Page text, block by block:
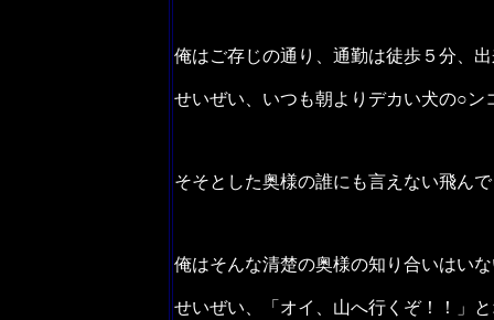
俺はご存じの通り、通勤は徒歩５分、
せいぜい、いつも朝よりデカい犬の○ン
そそとした奥様の誰にも言えない飛ん
俺はそんな清楚の奥様の知り合いはい
せいぜい、「オイ、山へ行くぞ！！」